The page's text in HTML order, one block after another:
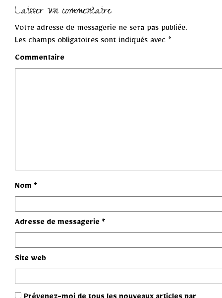
Laisser un commentaire
Votre adresse de messagerie ne sera pas publiée.
Les champs obligatoires sont indiqués avec *
Commentaire
Nom *
Adresse de messagerie *
Site web